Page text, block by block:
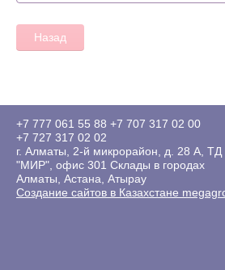
Назад
+7 777 061 55 88 +7 707 317 02 00
+7 727 317 02 02
г. Алматы, 2-й микрорайон, д. 28 А, ТД
"МИР", офис 301 Склады в городах
Алматы, Астана, Атырау
Создание сайтов в Казахстане